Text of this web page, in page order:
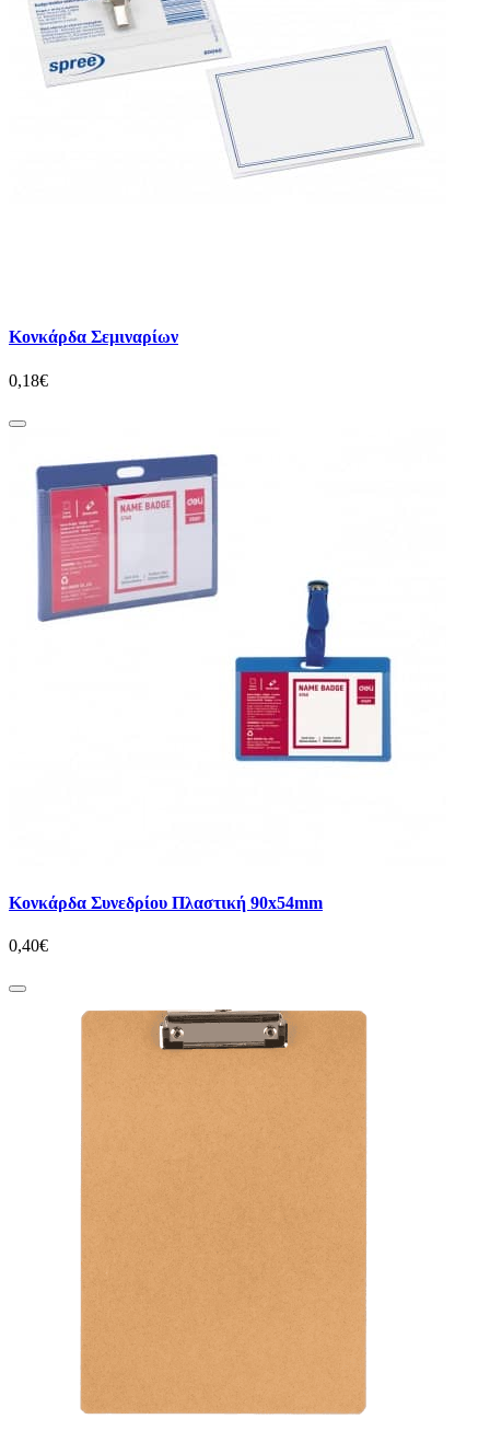
Κονκάρδα Σεμιναρίων
0,18€
Κονκάρδα Συνεδρίου Πλαστική 90x54mm
0,40€